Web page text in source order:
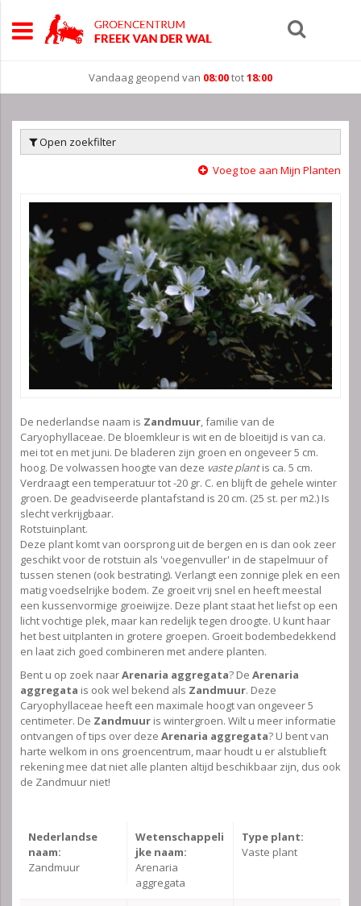
Vandaag geopend van 08:00tot18:00
Open zoekfilter
Voeg toe aan Mijn Planten
De nederlandse naam is Zandmuur, familie van de
Caryophyllaceae. De bloemkleur is wit en de bloeitijd is van ca.
mei tot en met juni. De bladeren zijn groen en ongeveer 5 cm.
hoog. De volwassen hoogte van deze vaste plantis ca. 5 cm.
Verdraagt een temperatuur tot -20 gr. C. en blijft de gehele winter
groen. De geadviseerde plantafstand is 20 cm. (25 st. per m2.) Is
slecht verkrijgbaar.
Rotstuinplant.
Deze plant komt van oorsprong uit de bergen en is dan ook zeer
geschikt voor de rotstuin als 'voegenvuller' in de stapelmuur of
tussen stenen (ook bestrating). Verlangt een zonnige plek en een
matig voedselrijke bodem. Ze groeit vrij snel en heeft meestal
een kussenvormige groeiwijze. Deze plant staat het liefst op een
licht vochtige plek, maar kan redelijk tegen droogte. U kunt haar
het best uitplanten in grotere groepen. Groeit bodembedekkend
en laat zich goed combineren met andere planten.
Bent u op zoek naarArenaria aggregata? De Arenaria
aggregata is ook wel bekend als Zandmuur. Deze
Caryophyllaceae heeft een maximale hoogt van ongeveer 5
centimeter. De Zandmuur is wintergroen. Wilt u meer informatie
ontvangen of tips over deze Arenaria aggregata? U bent van
harte welkom in ons groencentrum, maar houdt u er alstublieft
rekening mee dat niet alle planten altijd beschikbaar zijn, dus ook
de Zandmuur niet!
Nederlandse
naam:
Zandmuur
Wetenschappeli
jke naam:
Arenaria
aggregata
Type plant:
Vaste plant